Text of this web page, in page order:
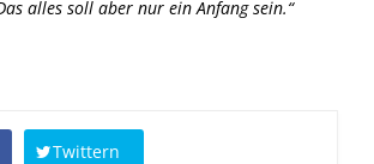
alles soll aber nur ein Anfang sein.“
Twittern